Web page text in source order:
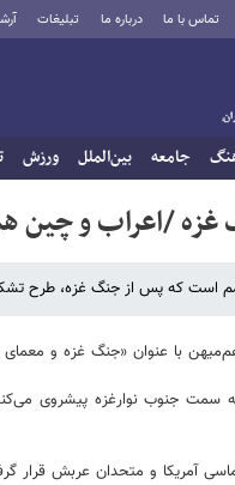
تماس با ما درباره ما تبلیغات
جامعه بین‌الملل ورزش
غزه /اعراب و چین
است که پس از جنگ غزه، طرح
هم‌میهن با عنوان «جنگ غزه و
سمت جنوب نوارغزه پیشروی
آمریکا و متحدان عربش